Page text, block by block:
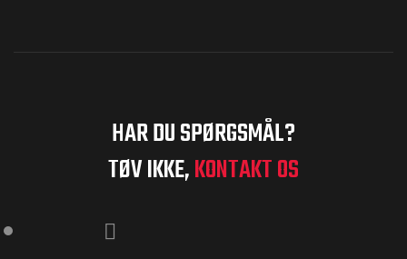
HAR DU SPØRGSMÅL?
TØV IKKE,KONTAKT OS